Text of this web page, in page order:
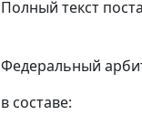
Полный текст
Федеральный
в составе: